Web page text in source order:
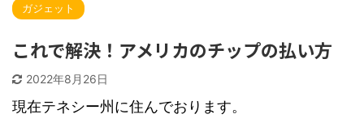
ガジェット
これで解決！アメリカのチップの払い方
2022年8月26日
現在テネシー州に住んでおります。